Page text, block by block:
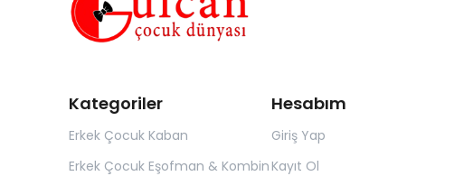
Kategoriler
Erkek Çocuk Kaban
Erkek Çocuk Eşofman & Kombin
Hesabım
Giriş Yap
Kayıt Ol